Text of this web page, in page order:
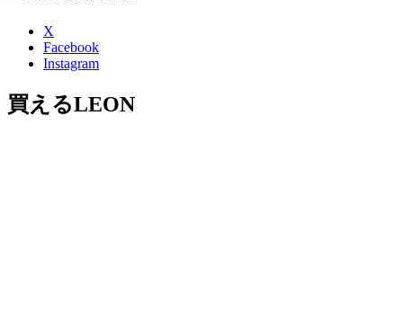
X
Facebook
Instagram
買えるLEON